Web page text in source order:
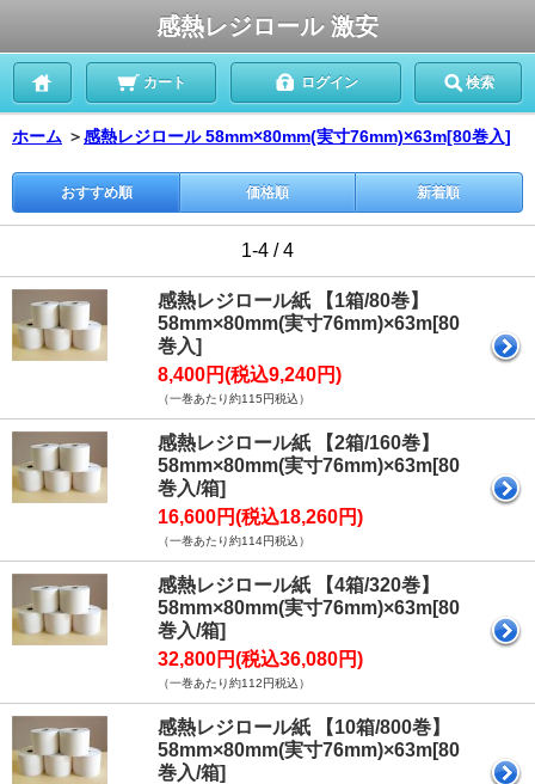
感熱レジロール 激安
カート ログイン 検索
ホーム ＞感熱レジロール 58mm×80mm(実寸76mm)×63m[80巻入]
おすすめ順 価格順 新着順
1-4 / 4
感熱レジロール紙 【1箱/80巻】
58mm×80mm(実寸76mm)×63m[80
巻入]
8,400円(税込9,240円)
（一巻あたり約115円税込）
感熱レジロール紙 【2箱/160巻】
58mm×80mm(実寸76mm)×63m[80
巻入/箱]
16,600円(税込18,260円)
（一巻あたり約114円税込）
感熱レジロール紙 【4箱/320巻】
58mm×80mm(実寸76mm)×63m[80
巻入/箱]
32,800円(税込36,080円)
（一巻あたり約112円税込）
感熱レジロール紙 【10箱/800巻】
58mm×80mm(実寸76mm)×63m[80
巻入/箱]